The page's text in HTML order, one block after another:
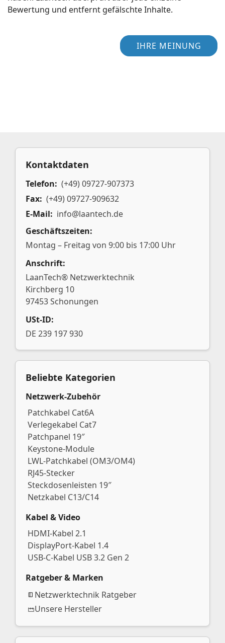
Bewertung und entfernt gefälschte Inhalte.
IHRE MEINUNG
Kontaktdaten
Telefon: (+49) 09727-907373
Fax: (+49) 09727-909632
E-Mail: info@laantech.de
Geschäftszeiten:
Montag – Freitag von 9:00 bis 17:00 Uhr
Anschrift:
LaanTech® Netzwerktechnik
Kirchberg 10
97453 Schonungen
USt-ID:
DE 239 197 930
Beliebte Kategorien
Netzwerk-Zubehör
Patchkabel Cat6A
Verlegekabel Cat7
Patchpanel 19″
Keystone-Module
LWL-Patchkabel (OM3/OM4)
RJ45-Stecker
Steckdosenleisten 19″
Netzkabel C13/C14
Kabel & Video
HDMI-Kabel 2.1
DisplayPort-Kabel 1.4
USB-C-Kabel USB 3.2 Gen 2
Ratgeber & Marken
Netzwerktechnik Ratgeber
Unsere Hersteller